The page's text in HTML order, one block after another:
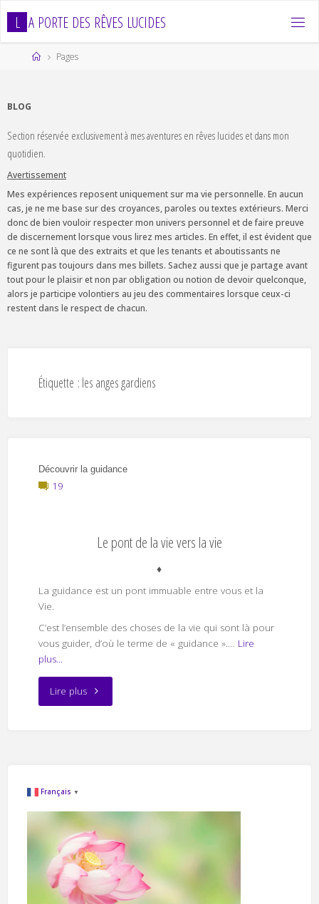
L A PORTE DES RÊVES LUCIDES
HomePages
BLOG
Section réservée exclusivement à mes aventures en rêves lucides et dans mon
quotidien.
Avertissement
Mes expériences reposent uniquement sur ma vie personnelle. En aucun
cas, je ne me base sur des croyances, paroles ou textes extérieurs. Merci
donc de bien vouloir respecter mon univers personnel et de faire preuve
de discernement lorsque vous lirez mes articles. En effet, il est évident que
ce ne sont là que des extraits et que les tenants et aboutissants ne
figurent pas toujours dans mes billets. Sachez aussi que je partage avant
tout pour le plaisir et non par obligation ou notion de devoir quelconque,
alors je participe volontiers au jeu des commentaires lorsque ceux-ci
restent dans le respect de chacun.
Étiquette : les anges gardiens
Découvrir la guidance
19
Le pont de la vie vers la vie
♦
La guidance est un pont immuable entre vous et la
Vie.
C’est l’ensemble des choses de la vie qui sont là pour
vous guider, d’où le terme de « guidance ».… Lire
plus...
Lire plus"Découvrir
Français ▼